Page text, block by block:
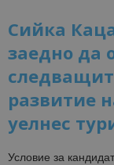
Сийка
заедно да
развитие
уелнес
Условие за